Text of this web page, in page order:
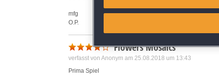
mfg
O.P.
Flowers Mosaics
verfasst von Anonym am 25.08.2018 um 13:43
Prima Spiel
Save and communicate